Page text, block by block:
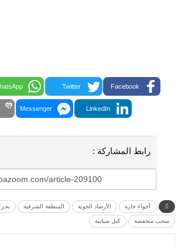
Facebook
Twitter
LinkedIn
Messenger
رابط المشاركة :
أجواء حارة الأرصاد الجوية المنطقة الشرقية بحر
سحب منخفضة كتل ضبابية